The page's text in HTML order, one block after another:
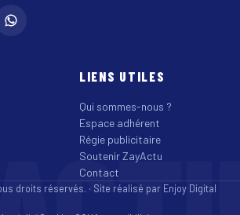
LIENS UTILES
Qui sommes-nous ?
Espace adhérent
Régie publicitaire
Soutenir ZayActu
Contact
droits réservés. · Site réalisé par Enjoy Digital